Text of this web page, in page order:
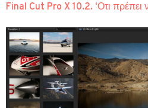
Final Cut Pro X 10.2. ‘Οτι πρέπει